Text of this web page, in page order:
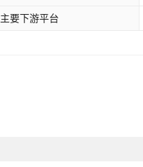
主要下游平台